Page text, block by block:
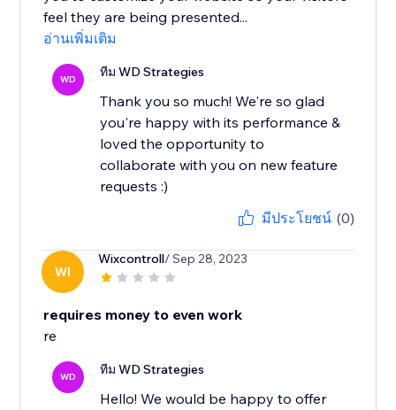
feel they are being presented...
อ่านเพิ่มเติม
WD ทีม WD Strategies
Thank you so much! We're so glad
you're happy with its performance &
loved the opportunity to
collaborate with you on new feature
requests :)
มีประโยชน์ (0)
WI
Wixcontroll/ Sep 28, 2023
requires money to even work
re
WD ทีม WD Strategies
Hello! We would be happy to offer